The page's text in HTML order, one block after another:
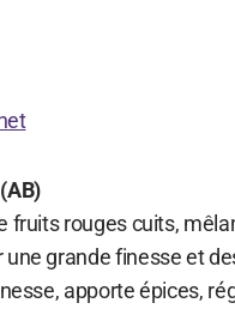
fruits rouges cuits,
grande finesse et
apporte épices,